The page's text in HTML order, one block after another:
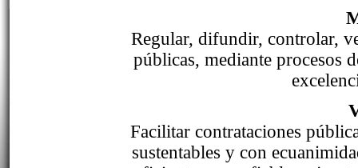
Regular, difundir, controlar,
públicas, mediante procesos
Facilitar contrataciones
sustentables y con